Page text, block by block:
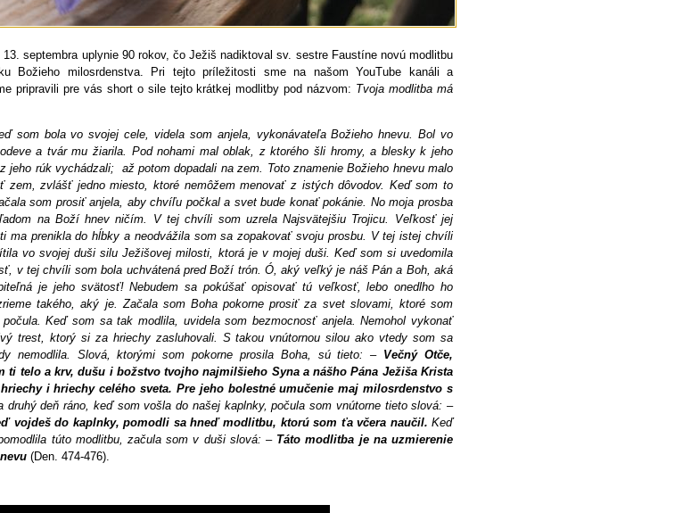
13. septembra uplynie 90 rokov, čo Ježiš nadiktoval sv. sestre Faustíne novú modlitbu
Božieho milosrdenstva. Pri tejto príležitosti sme na našom YouTube kanáli a
pripravili pre vás short o sile tejto krátkej modlitby pod názvom: Tvoja modlitba má
som bola vo svojej cele, videla som anjela, vykonávateľa Božieho hnevu. Bol vo
a tvár mu žiarila. Pod nohami mal oblak, z ktorého šli hromy, a blesky k jeho
jeho rúk vychádzali; až potom dopadali na zem. Toto znamenie Božieho hnevu malo
zem, zvlášť jedno miesto, ktoré nemôžem menovať z istých dôvodov. Keď som to
som prosiť anjela, aby chvíľu počkal a svet bude konať pokánie. No moja prosba
na Boží hnev ničím. V tej chvíli som uzrela Najsvätejšiu Trojicu. Veľkosť jej
ma prenikla do hĺbky a neodvážila som sa zopakovať svoju prosbu. V tej istej chvíli
vo svojej duši silu Ježišovej milosti, ktorá je v mojej duši. Keď som si uvedomila
v tej chvíli som bola uchvátená pred Boží trón. Ó, aký veľký je náš Pán a Boh, aká
je jeho svätosť! Nebudem sa pokúšať opisovať tú veľkosť, lebo onedlho ho
takého, aký je. Začala som Boha pokorne prosiť za svet slovami, ktoré som
počula.Keď som sa tak modlila, uvidela som bezmocnosť anjela. Nemohol vykonať
trest, ktorý si za hriechy zasluhovali. S takou vnútornou silou ako vtedy som sa
nemodlila. Slová, ktorými som pokorne prosila Boha, sú tieto: – Večný Otče,
ti telo a krv, dušu i božstvo tvojho najmilšieho Syna a nášho Pána Ježiša Krista
i hriechy celého sveta. Pre jeho bolestné umučenie maj milosrdenstvo s
druhý deň ráno, keď som vošla do našej kaplnky, počula som vnútorne tieto slová: –
vojdeš do kaplnky, pomodli sa hneď modlitbu, ktorú som ťa včera naučil. Keď
túto modlitbu, začula som v duši slová: – Táto modlitba je na uzmierenie
(Den. 474-476).